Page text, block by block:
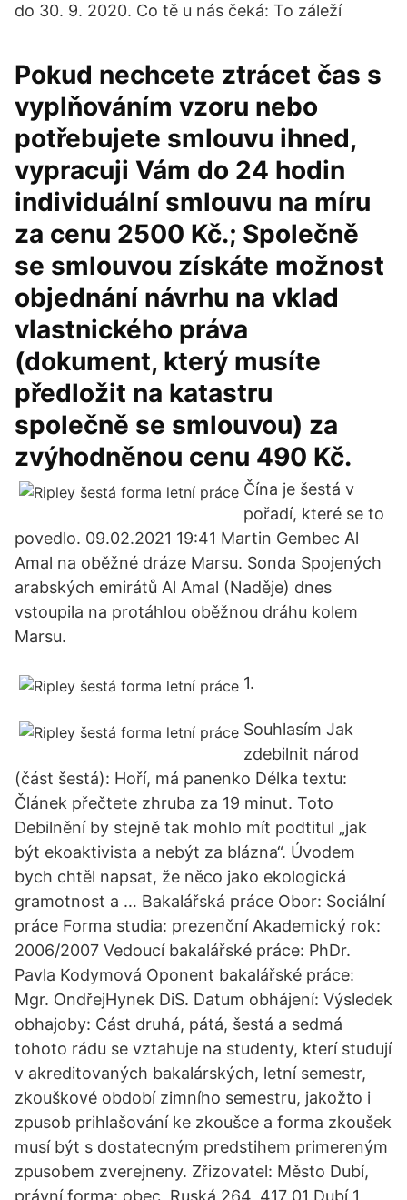
do 30. 9. 2020. Co tě u nás čeká: To záleží
Pokud nechcete ztrácet čas s
vyplňováním vzoru nebo
potřebujete smlouvu ihned,
vypracuji Vám do 24 hodin
individuální smlouvu na míru
za cenu 2500 Kč.; Společně
se smlouvou získáte možnost
objednání návrhu na vklad
vlastnického práva
(dokument, který musíte
předložit na katastru
společně se smlouvou) za
zvýhodněnou cenu 490 Kč.
Čína je šestá v
pořadí, které se to
povedlo. 09.02.2021 19:41 Martin Gembec Al
Amal na oběžné dráze Marsu. Sonda Spojených
arabských emirátů Al Amal (Naděje) dnes
vstoupila na protáhlou oběžnou dráhu kolem
Marsu.
1.
Souhlasím Jak
zdebilnit národ
(část šestá): Hoří, má panenko Délka textu:
Článek přečtete zhruba za 19 minut. Toto
Debilnění by stejně tak mohlo mít podtitul „jak
být ekoaktivista a nebýt za blázna“. Úvodem
bych chtěl napsat, že něco jako ekologická
gramotnost a … Bakalářská práce Obor: Sociální
práce Forma studia: prezenční Akademický rok:
2006/2007 Vedoucí bakalářské práce: PhDr.
Pavla Kodymová Oponent bakalářské práce:
Mgr. OndřejHynek DiS. Datum obhájení: Výsledek
obhajoby: Cást druhá, pátá, šestá a sedmá
tohoto rádu se vztahuje na studenty, kterí studují
v akreditovaných bakalárských, letní semestr,
zkouškové období zimního semestru, jakožto i
zpusob prihlašování ke zkoušce a forma zkoušek
musí být s dostatecným predstihem primereným
zpusobem zverejneny. Zřizovatel: Město Dubí,
právní forma: obec, Ruská 264, 417 01 Dubí 1,